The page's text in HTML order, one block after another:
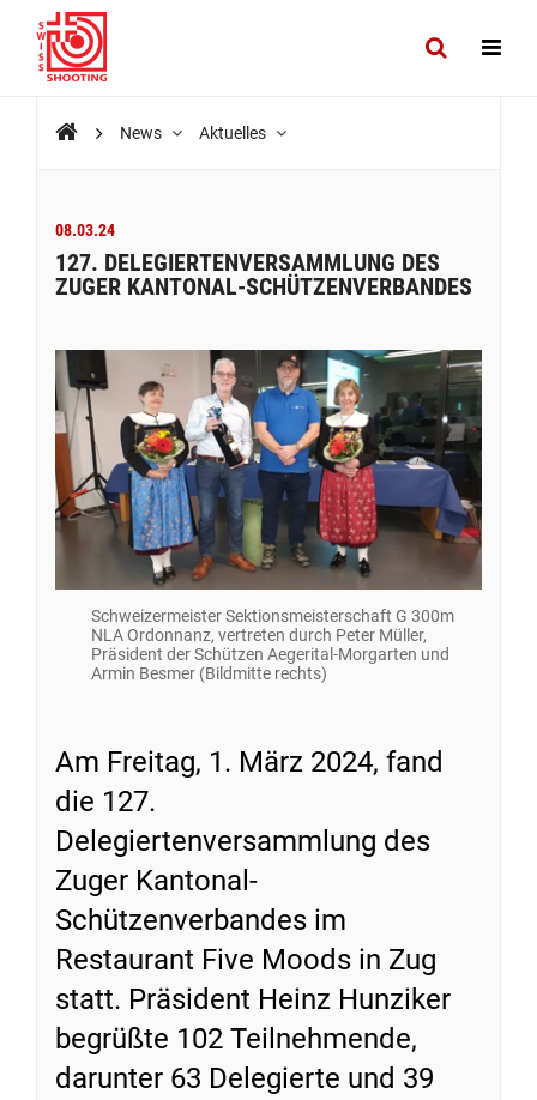
News Aktuelles
08.03.24
127. DELEGIERTENVERSAMMLUNG DES
ZUGER KANTONAL-SCHÜTZENVERBANDES
Schweizermeister Sektionsmeisterschaft G 300m
NLA Ordonnanz, vertreten durch Peter Müller,
Präsident der Schützen Aegerital-Morgarten und
Armin Besmer (Bildmitte rechts)
Am Freitag, 1. März 2024, fand
die 127.
Delegiertenversammlung des
Zuger Kantonal-
Schützenverbandes im
Restaurant Five Moods in Zug
statt. Präsident Heinz Hunziker
begrüßte 102 Teilnehmende,
darunter 63 Delegierte und 39